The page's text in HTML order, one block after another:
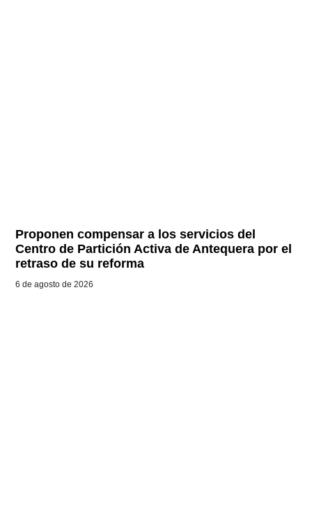
Proponen compensar a los servicios del
Centro de Partición Activa de Antequera por el
retraso de su reforma
6 de agosto de 2026